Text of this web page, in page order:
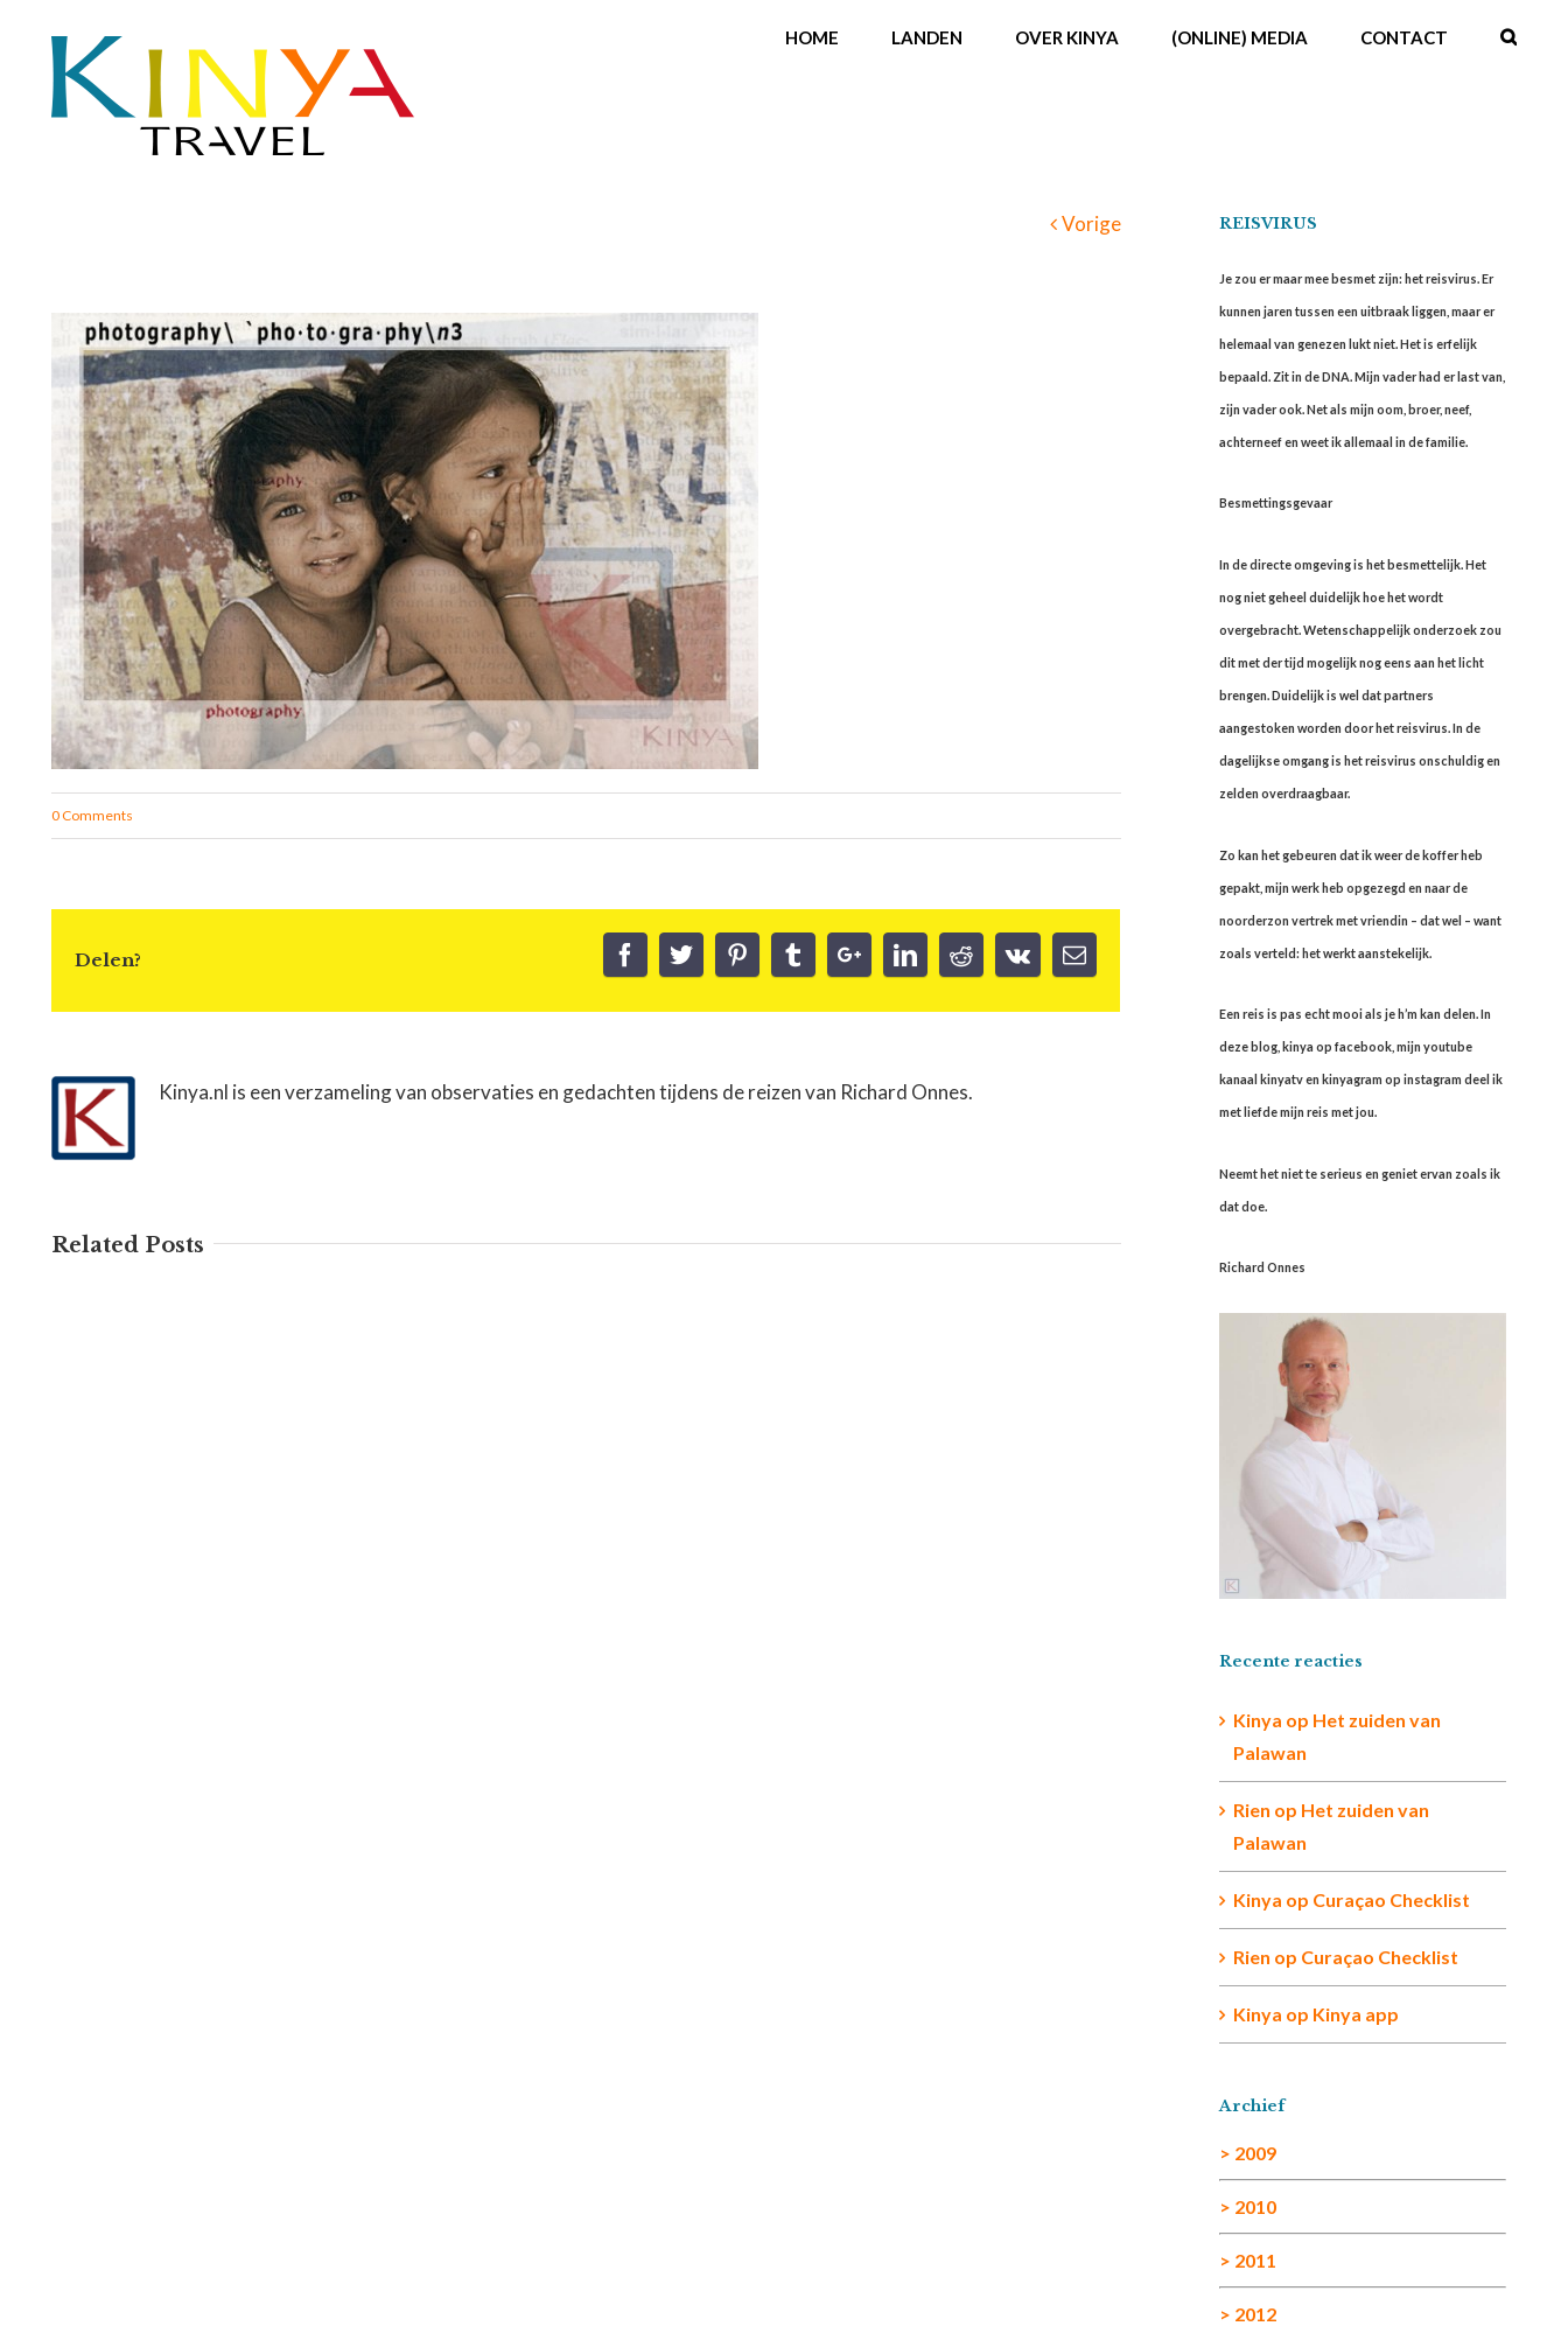
HOME LANDEN OVER KINYA (ONLINE) MEDIA CONTACT
Vorige
0 Comments
Delen?
Kinya.nl is een verzameling van observaties en gedachten tijdens de reizen van Richard Onnes.
Related Posts
REISVIRUS
Je zou er maar mee besmet zijn: het reisvirus. Er
kunnen jaren tussen een uitbraak liggen, maar er
helemaal van genezen lukt niet. Het is erfelijk
bepaald. Zit in de DNA. Mijn vader had er last van,
zijn vader ook. Net als mijn oom, broer, neef,
achterneef en weet ik allemaal in de familie.
Besmettingsgevaar
In de directe omgeving is het besmettelijk. Het
nog niet geheel duidelijk hoe het wordt
overgebracht. Wetenschappelijk onderzoek zou
dit met der tijd mogelijk nog eens aan het licht
brengen. Duidelijk is wel dat partners
aangestoken worden door het reisvirus. In de
dagelijkse omgang is het reisvirus onschuldig en
zelden overdraagbaar.
Zo kan het gebeuren dat ik weer de koffer heb
gepakt, mijn werk heb opgezegd en naar de
noorderzon vertrek met vriendin – dat wel – want
zoals verteld: het werkt aanstekelijk.
Een reis is pas echt mooi als je h’m kan delen. In
deze blog, kinya op facebook, mijn youtube
kanaal kinyatv en kinyagram op instagram deel ik
met liefde mijn reis met jou.
Neemt het niet te serieus en geniet ervan zoals ik
dat doe.
Richard Onnes
Recente reacties
Kinya op Het zuiden van
Palawan
Rien op Het zuiden van
Palawan
Kinya op Curaçao Checklist
Rien op Curaçao Checklist
Kinya op Kinya app
Archief
> 2009
> 2010
> 2011
> 2012